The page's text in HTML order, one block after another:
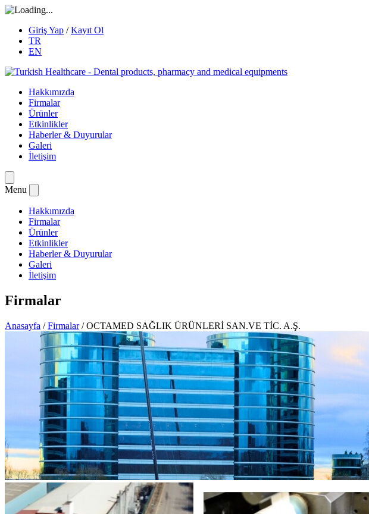
Giriş Yap /Kayıt Ol
TR
EN
Hakkımızda
Firmalar
Ürünler
Etkinlikler
Haberler & Duyurular
Galeri
İletişim
Menu
Hakkımızda
Firmalar
Ürünler
Etkinlikler
Haberler & Duyurular
Galeri
İletişim
Firmalar
Anasayfa /Firmalar/ OCTAMED SAĞLIK ÜRÜNLERİ SAN.VE TİC. A.Ş.